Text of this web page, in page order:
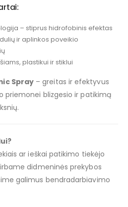
– stiprus hidrofobinis efektas
ir aplinkos poveikio
plastikui ir stiklui
Spray – greitas ir efektyvus
priemonei blizgesio ir patikimą
ar ieškai patikimo tiekėjo
didmeninės prekybos
galimus bendradarbiavimo